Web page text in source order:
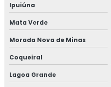
Ipuiúna
Mata Verde
Morada Nova de Minas
Coqueiral
Lagoa Grande